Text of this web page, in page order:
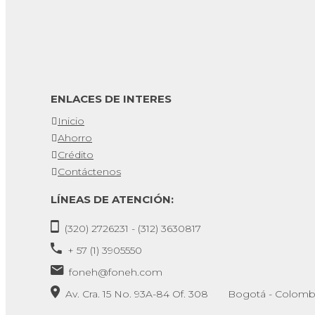
ENLACES DE INTERES
Inicio
Ahorro
Crédito
Contáctenos
LÍNEAS DE ATENCIÓN:
(320) 2726231 - (312) 3630817
+ 57 (1) 3905550
foneh@foneh.com
Av. Cra. 15 No. 93A-84 Of. 308 Bogotá -